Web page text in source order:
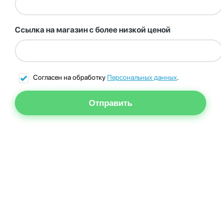
Ссылка на магазин с более низкой ценой
Согласен на обработку Персональных данных.
Отправить